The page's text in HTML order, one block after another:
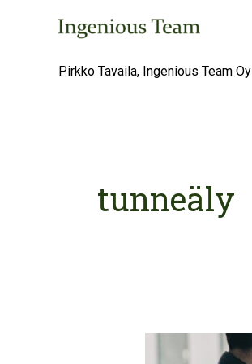
Pirkko Tavaila, Ingenious Team Oy
tunneäly